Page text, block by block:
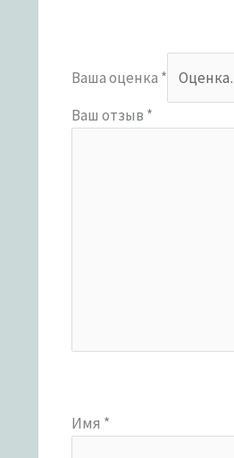
Ваша оценка *
Ваш отзыв *
Имя *